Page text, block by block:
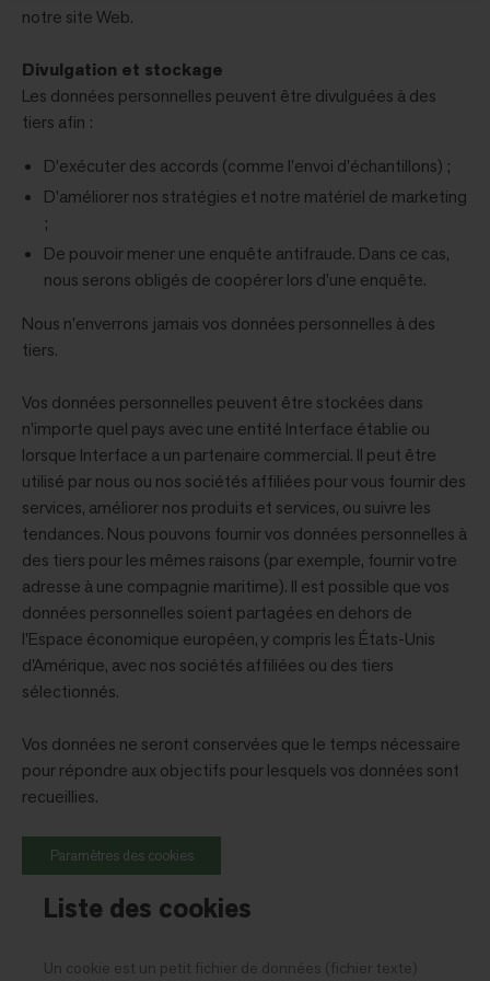
notre site Web.
Divulgation et stockage
Les données personnelles peuvent être divulguées à des
tiers afin :
D’exécuter des accords (comme l'envoi d'échantillons) ;
D’améliorer nos stratégies et notre matériel de marketing
;
De pouvoir mener une enquête antifraude. Dans ce cas,
nous serons obligés de coopérer lors d'une enquête.
Nous n'enverrons jamais vos données personnelles à des
tiers.
Vos données personnelles peuvent être stockées dans
n'importe quel pays avec une entité Interface établie ou
lorsque Interface a un partenaire commercial. Il peut être
utilisé par nous ou nos sociétés affiliées pour vous fournir des
services, améliorer nos produits et services, ou suivre les
tendances. Nous pouvons fournir vos données personnelles à
des tiers pour les mêmes raisons (par exemple, fournir votre
adresse à une compagnie maritime). Il est possible que vos
données personnelles soient partagées en dehors de
l'Espace économique européen, y compris les États-Unis
d'Amérique, avec nos sociétés affiliées ou des tiers
sélectionnés.
Vos données ne seront conservées que le temps nécessaire
pour répondre aux objectifs pour lesquels vos données sont
recueillies.
Paramètres des cookies
Liste des cookies
Un cookie est un petit fichier de données (fichier texte)